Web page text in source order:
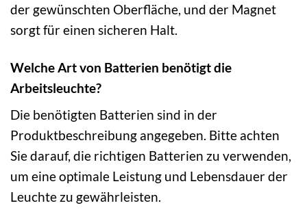
der gewünschten Oberfläche, und der Magnet
sorgt für einen sicheren Halt.
Welche Art von Batterien benötigt die
Arbeitsleuchte?
Die benötigten Batterien sind in der
Produktbeschreibung angegeben. Bitte achten
Sie darauf, die richtigen Batterien zu verwenden,
um eine optimale Leistung und Lebensdauer der
Leuchte zu gewährleisten.